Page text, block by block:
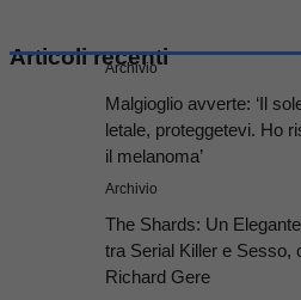
Articoli recenti
Archivio
Malgioglio avverte: ‘Il
letale, proteggetevi. Ho
il melanoma’
Archivio
The Shards: Un
tra Serial Killer e Sesso,
Richard Gere